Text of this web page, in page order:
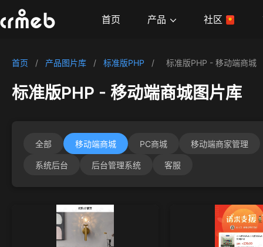
首页 产品 社区
首页 / 产品图片库 / 标准版PHP / 标准版PHP - 移动端商城
标准版PHP - 移动端商城图片库
全部 移动端商城 PC商城 移动端商家管理
系统后台 后台管理系统 客服